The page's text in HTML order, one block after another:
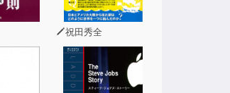
祝田秀全